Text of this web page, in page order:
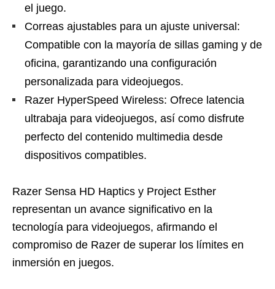
el juego.
Correas ajustables para un ajuste universal:
Compatible con la mayoría de sillas gaming y de
oficina, garantizando una configuración
personalizada para videojuegos.
Razer HyperSpeed Wireless: Ofrece latencia
ultrabaja para videojuegos, así como disfrute
perfecto del contenido multimedia desde
dispositivos compatibles.
Razer Sensa HD Haptics y Project Esther
representan un avance significativo en la
tecnología para videojuegos, afirmando el
compromiso de Razer de superar los límites en
inmersión en juegos.